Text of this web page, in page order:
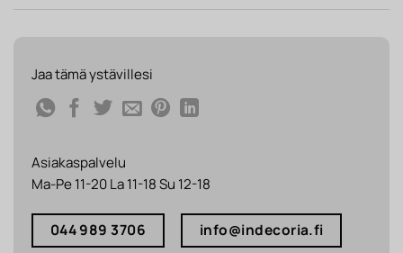
Jaa tämä ystävillesi
Asiakaspalvelu
Ma-Pe 11-20 La 11-18 Su 12-18
044 989 3706 info@indecoria.fi